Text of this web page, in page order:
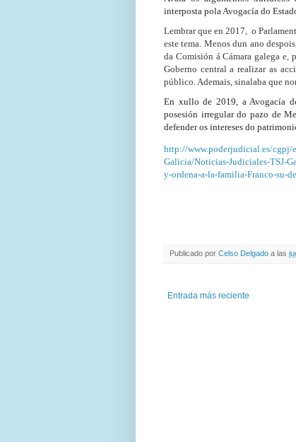
interposta pola Avogacía do
Lembrar que en 2017, o
este tema. Menos dun ano
da Comisión á Cámara galega e,
Goberno central a realizar as
público. Ademais, sinalaba que
En xullo de 2019, a Avogacía
posesión irregular do pazo de
defender os intereses do
http://www.poderjudicial.es/cgpj/
Galicia/Noticias-Judiciales-TSJ-
y-ordena-a-la-familia-Franco-su-
Publicado por Celso Delgado a las
Entrada más reciente